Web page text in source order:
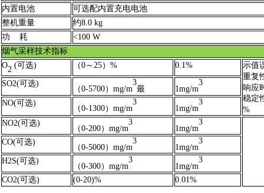
内置电池
可选配内置充电电池
整机重量
约8.0 kg
功 耗
<100 W
烟气采样技术指标
O2 (可选) （0～25）% 0.1%
示值
重复
响应
稳定
%
SO2(可选)
（0-5700）mg/m
3
最 1mg/m
3
NO(可选)
（0-1300）mg/m
3
1mg/m
3
NO2(可选)
（0-200）mg/m
3
1mg/m
3
CO(可选)
（0-5000）mg/m
3
1mg/m
3
H2S(可选)
（0-300）mg/m
3
1mg/m
3
CO2(可选) (0-20)% 0.01%